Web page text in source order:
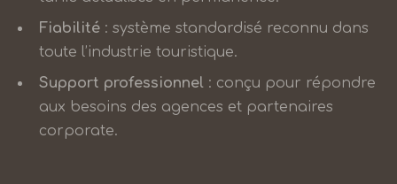
Fiabilité : système standardisé reconnu dans
toute l’industrie touristique.
Support professionnel : conçu pour répondre
aux besoins des agences et partenaires
corporate.